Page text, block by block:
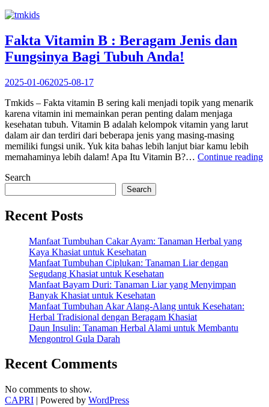
Fakta Vitamin B : Beragam Jenis dan
Fungsinya Bagi Tubuh Anda!
2025-01-062025-08-17
Tmkids – Fakta vitamin B sering kali menjadi topik yang menarik
karena vitamin ini memainkan peran penting dalam menjaga
kesehatan tubuh. Vitamin B adalah kelompok vitamin yang larut
dalam air dan terdiri dari beberapa jenis yang masing-masing
memiliki fungsi unik. Yuk kita bahas lebih lanjut biar kamu lebih
memahaminya lebih dalam! Apa Itu Vitamin B?… Continue reading
Search
Search
Recent Posts
Manfaat Tumbuhan Cakar Ayam: Tanaman Herbal yang
Kaya Khasiat untuk Kesehatan
Manfaat Tumbuhan Ciplukan: Tanaman Liar dengan
Segudang Khasiat untuk Kesehatan
Manfaat Bayam Duri: Tanaman Liar yang Menyimpan
Banyak Khasiat untuk Kesehatan
Manfaat Tumbuhan Akar Alang-Alang untuk Kesehatan:
Herbal Tradisional dengan Beragam Khasiat
Daun Insulin: Tanaman Herbal Alami untuk Membantu
Mengontrol Gula Darah
Recent Comments
No comments to show.
CAPRI | Powered by WordPress